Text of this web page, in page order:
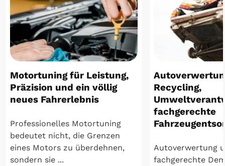
Motortuning für Leistung,
Präzision und ein völlig
neues Fahrerlebnis
Professionelles Motortuning
bedeutet nicht, die Grenzen
eines Motors zu überdehnen,
sondern sie ...
Recycling,
fachgerechte
Autoverwertung
fachgerechte